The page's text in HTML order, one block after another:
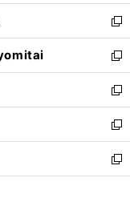
開
く
ン
ド
ウ
で
開
く
ウ
ィ
ン
ド
ウ
で
開
く
し
い
ウ
ィ
ン
ド
ウ
で
開
く
新
し
い
ウ
ィ
ン
ド
ウ
で
開
新
し
い
ウ
ィ
ン
ド
ウ
新
し
い
ウ
ィ
ン
新
し
い
ウ
新
し